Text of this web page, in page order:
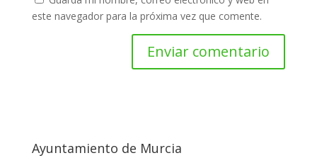
este navegador para la próxima vez que comente.
Ayuntamiento de Murcia